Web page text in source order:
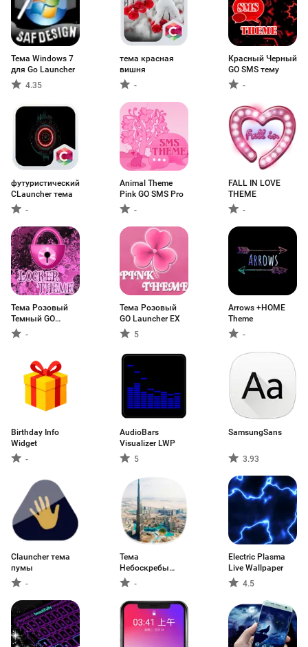
Тема Windows 7
для Go Launcher
4.35
тема красная
вишня
-
Красный Черный
GO SMS тему
-
футуристический
CLauncher тема
-
Animal Theme
Pink GO SMS Pro
-
FALL IN LOVE
THEME
-
Тема Розовый
Темный GO
Locker
-
Тема Розовый
GO Launcher EX
5
Arrows +HOME
Theme
-
Birthday Info
Widget
-
AudioBars
Visualizer LWP
5
SamsungSans
3.93
Сlauncher тема
пумы
-
Тема
Небоскребы
Город Дубаи
-
Electric Plasma
Live Wallpaper
4.5